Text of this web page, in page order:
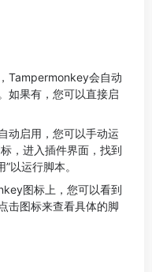
Tampermonkey会自动
如果有，您可以直接启
动启用，您可以手动运
，进入插件界面，找到
以运行脚本。
图标上，您可以看到
击图标来查看具体的脚